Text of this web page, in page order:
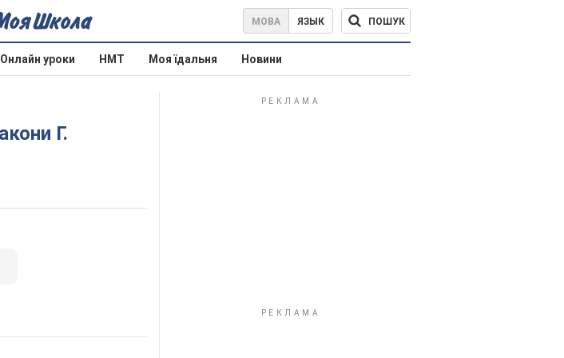
МОВА ЯЗЫК ПОШУК
Онлайн уроки НМТ Моя їдальня Новини